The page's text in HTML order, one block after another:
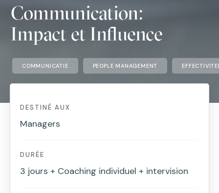
Communication:
Impact et Influence
COMMUNICATIE PEOPLE MANAGEMENT
DESTINÉ AUX
Managers
DURÉE
3 jours + Coaching individuel + intervision